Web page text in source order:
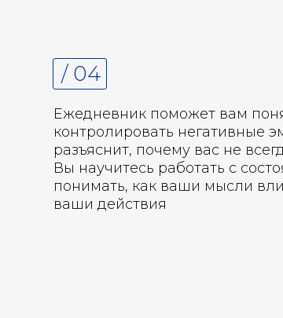
Ежедневник поможет вам
контролировать негативные
разъяснит, почему вас не
Вы научитесь работать с
понимать, как ваши мысли
ваши действия
/ 04